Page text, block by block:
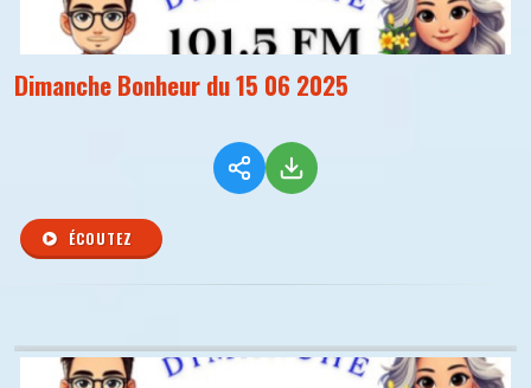
Dimanche Bonheur du 15 06 2025
ÉCOUTEZ